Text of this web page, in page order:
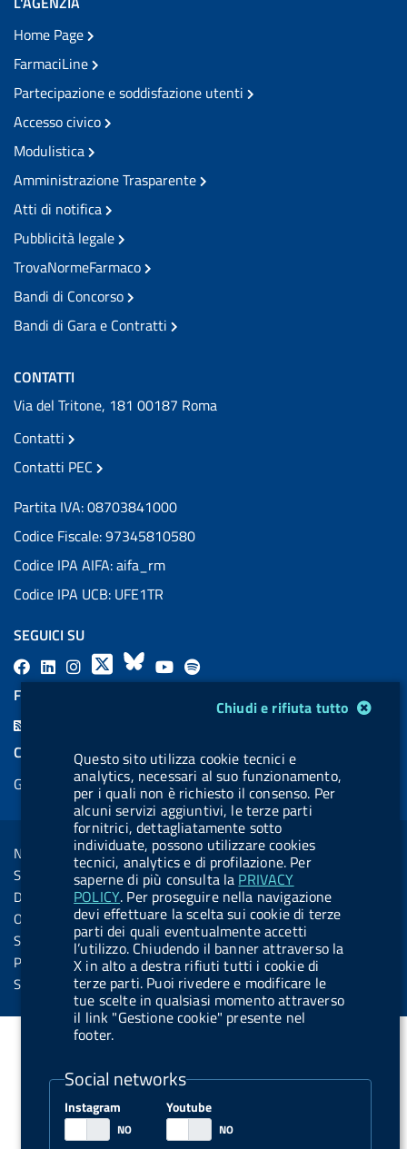
Chiudi e rifiuta tutto
Questo sito utilizza cookie tecnici e
analytics, necessari al suo funzionamento,
per i quali non è richiesto il consenso. Per
alcuni servizi aggiuntivi, le terze parti
fornitrici, dettagliatamente sotto
individuate, possono utilizzare cookies
tecnici, analytics e di profilazione. Per
saperne di più consulta la PRIVACY
POLICY. Per proseguire nella navigazione
devi effettuare la scelta sui cookie di terze
parti dei quali eventualmente accetti
l’utilizzo. Chiudendo il banner attraverso la
X in alto a destra rifiuti tutti i cookie di
terze parti. Puoi rivedere e modificare le
tue scelte in qualsiasi momento attraverso
il link "Gestione cookie" presente nel
footer.
Social networks
Instagram Youtube
Home Page
FarmaciLine
Partecipazione e soddisfazione utenti
Accesso civico
Modulistica
Amministrazione Trasparente
Atti di notifica
Pubblicità legale
TrovaNormeFarmaco
Bandi di Concorso
Bandi di Gara e Contratti
CONTATTI
Via del Tritone, 181 00187 Roma
Contatti
Contatti PEC
Partita IVA: 08703841000
Codice Fiscale: 97345810580
Codice IPA AIFA: aifa_rm
Codice IPA UCB: UFE1TR
SEGUICI SU
F
a
L
i
a
l
.
b
u
t
t
o
n
.
i
n
s
a
g
X
B
l
s
k
y
Y
o
u
b
e
l
a
l
.
b
u
t
t
o
n
.
s
p
i
f
FEED RSS
COOKIES
Gestione cookie
Sezione Link Utili
Note legali
Social Media Policy
Dichiarazione di accessibilità
Obiettivi di accessibilità
Statistiche sito
Privacy
Servizi Online